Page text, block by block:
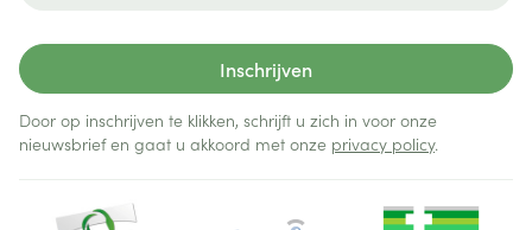
Inschrijven
Door op inschrijven te klikken, schrijft u zich in voor onze
nieuwsbrief en gaat u akkoord met onze privacy policy.